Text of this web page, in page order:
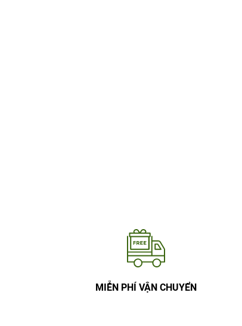
MIỄN PHÍ VẬN CHUYỂN